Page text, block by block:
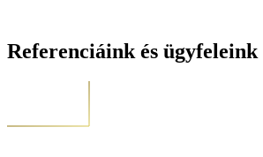
Referenciáink és ügyfeleink